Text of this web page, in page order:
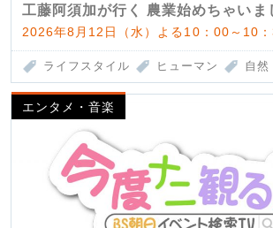
工藤阿須加が行く 農業始めちゃいま
2026年8月12日（水）よる10：00～10
ライフスタイル ヒューマン 自然
エンタメ・音楽